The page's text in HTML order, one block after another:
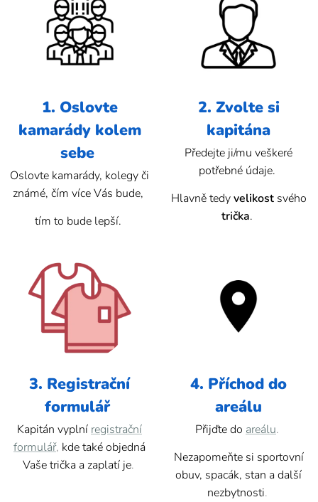
1. Oslovte
kamarády kolem
sebe
Oslovte kamarády, kolegy či
známé, čím více Vás bude,
tím to bude lepší.
2. Zvolte si
kapitána
Předejte ji/mu veškeré
potřebné údaje.
Hlavně tedyvelikost svého
trička.
3. Registrační
formulář
Kapitán vyplní registrační
formulář, kde také objedná
Vaše trička a zaplatí je.
4. Příchod do
areálu
Přijďte do areálu.
Nezapomeňte si sportovní
obuv, spacák, stan a další
nezbytnosti.